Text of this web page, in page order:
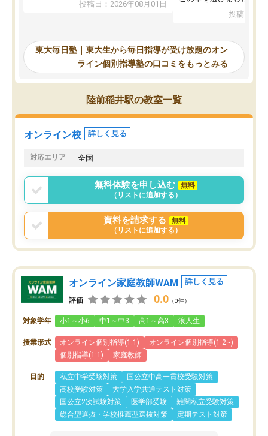
合格となってしまいました。その経験
東大毎日塾にたどり着きました。学習
の長期計画や日々の勉強のやり方につ
いて客観的なアドバイスをいただけた
ので、自信をもって受験勉強を進める
ことができました。自分のように勉強
のやり方や進捗管理で苦労している方
には特におすすめしたい塾です。
投稿日：2026年08月01日
投稿日：
東大毎日塾｜東大生から毎日指導が受け放題のオン
ライン個別指導塾の口コミをもっとみる
陸前稲井駅の教室一覧
オンライン校 詳しく見る
対応エリア 全国
無料体験を申し込む
無料
（リストに追加する）
資料を請求する
無料
（リストに追加する）
オンライン家庭教師WAM 詳しく見る
評価 0.0 （0件）
対象学年 小1～小6 中1～中3 高1～高3 浪人生
授業形式 オンライン個別指導(1:1)
オンライン個別指導(1:2~)
個別指導(1:1)
家庭教師
目的 私立中学受験対策
国公立中高一貫校受験対策
高校受験対策
大学入学共通テスト対策
国公立2次試験対策
医学部受験
難関私立受験対策
総合型選抜・学校推薦型選抜対策
定期テスト対策